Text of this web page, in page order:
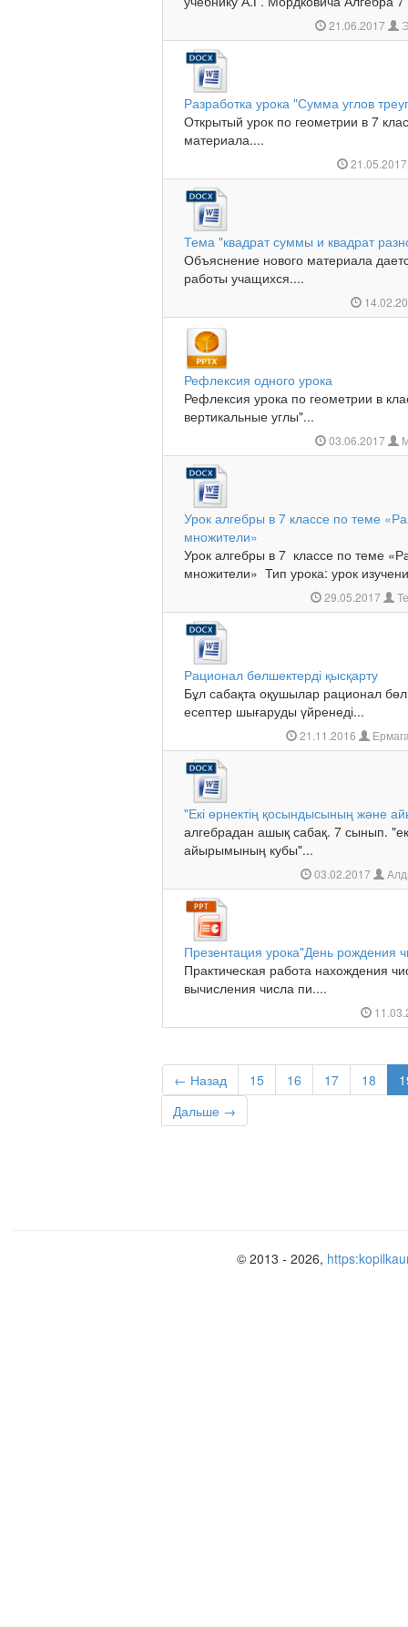
21.06.2017
Разработка урока "Сумма углов
Открытый урок по геометрии в 7
материала....
Тема "квадрат суммы и квадрат
Объяснение нового материала
работы учащихся....
Рефлексия одного урока
Рефлексия урока по геометрии в
вертикальные углы"...
03.06.2017
Урок алгебры в 7 классе по теме
множители»
Урок алгебры в 7 классе по теме
множители» Тип урока: урок
29.05.2017
Рационал бөлшектерді қысқарту
Бұл сабақта оқушылар рационал
есептер шығаруды үйренеді...
21.11.2016
"Екі өрнектің қосындысының және
алгебрадан ашық сабақ. 7 сынып.
айырымының кубы"...
03.02.2017
Презентация урока"День рождения
Практическая работа нахождения
вычисления числа пи....
← Назад 15 16 17 18
Дальше →
© 2013 - 2026,